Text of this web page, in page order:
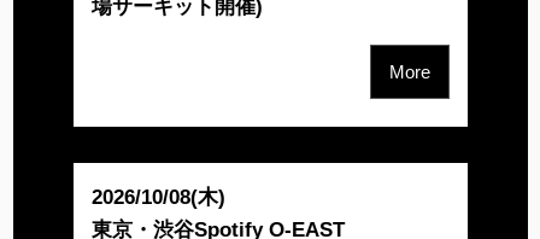
場サーキット開催)
More
2026/10/08(木)
東京・渋谷Spotify O-EAST